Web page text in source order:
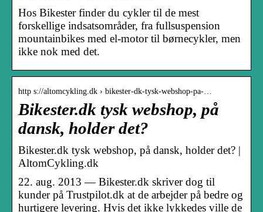
Hos Bikester finder du cykler til de mest
forskellige indsatsområder, fra fullsuspension
mountainbikes med el-motor til børnecykler, men
ikke nok med det.
http s://altomcykling.dk › bikester-dk-tysk-webshop-pa-…
Bikester.dk tysk webshop, på
dansk, holder det?
Bikester.dk tysk webshop, på dansk, holder det? |
AltomCykling.dk
22. aug. 2013 — Bikester.dk skriver dog til
kunder på Trustpilot.dk at de arbejder på bedre og
hurtigere levering. Hvis det ikke lykkedes ville de